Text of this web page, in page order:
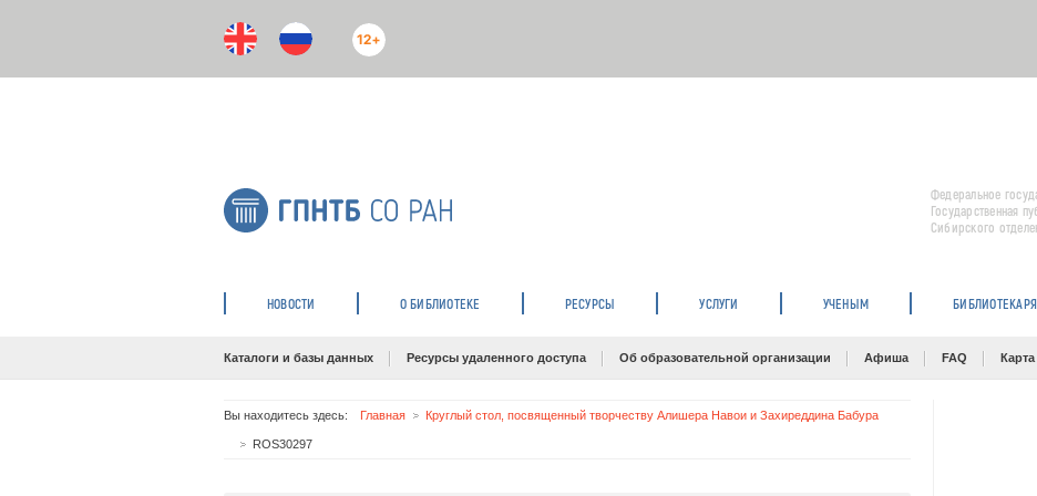
12+
Федеральное
Государственная
Сибирского
НОВОСТИ О БИБЛИОТЕКЕ РЕСУРСЫ УСЛУГИ УЧЕНЫМ
Каталоги и базы данных Ресурсы удаленного доступа Об образовательной организации Афиша FAQ Карта
Вы находитесь здесь: Главная Круглый стол, посвященный творчеству Алишера Навои и Захиреддина Бабура
ROS30297